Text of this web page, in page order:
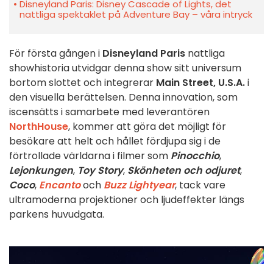
Disneyland Paris: Disney Cascade of Lights, det
nattliga spektaklet på Adventure Bay – våra intryck
För första gången i Disneyland Paris nattliga
showhistoria utvidgar denna show sitt universum
bortom slottet och integrerar Main Street, U.S.A.i
den visuella berättelsen. Denna innovation, som
iscensätts i samarbete med leverantören
NorthHouse, kommer att göra det möjligt för
besökare att helt och hållet fördjupa sig i de
förtrollade världarna i filmer som Pinocchio,
Lejonkungen, Toy Story, Skönheten och odjuret,
Coco, Encantooch Buzz Lightyear, tack vare
ultramoderna projektioner och ljudeffekter längs
parkens huvudgata.